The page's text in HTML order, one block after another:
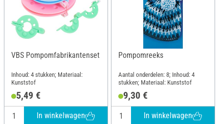
VBS Pompomfabrikantenset
Inhoud: 4 stukken; Materiaal:
Kunststof
5,49 €
In winkelwagen
Pompomreeks
Aantal onderdelen: 8; Inhoud: 4
stukken; Materiaal: Kunststof
9,30 €
In winkelwagen